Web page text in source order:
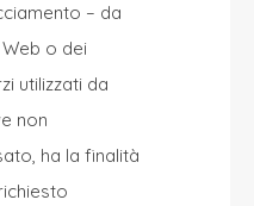
– da
o dei
utilizzati da
non
ha la finalità